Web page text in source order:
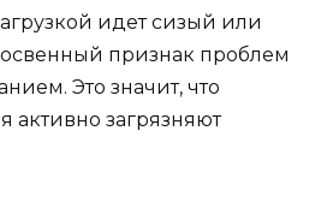
идет сизый или
признак проблем
Это значит, что
активно загрязняют